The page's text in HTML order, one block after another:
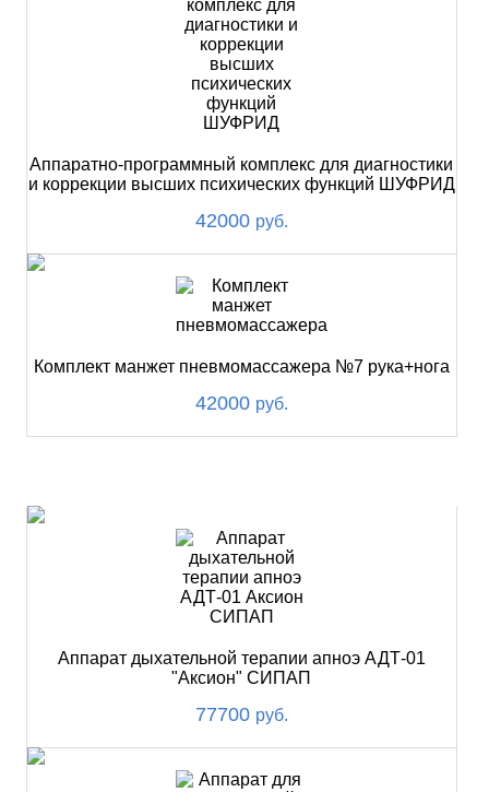
Аппаратно-программный комплекс для диагностики
и коррекции высших психических функций ШУФРИД
42000 руб.
Комплект манжет пневмомассажера №7 рука+нога
42000 руб.
Аппарат дыхательной терапии апноэ АДТ-01
"Аксион" СИПАП
77700 руб.